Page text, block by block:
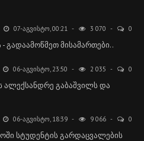
07-ᲐᲒᲕᲘᲡᲢᲝ, 00:21 3 070 0
გადაამოწმეთ მისამართები..
06-ᲐᲒᲕᲘᲡᲢᲝ, 23:50 2 035 0
ალექსანდრე გაბაშვილს და
06-ᲐᲒᲕᲘᲡᲢᲝ, 18:39 9 066 0
სტუდენტის გარდაცვალების